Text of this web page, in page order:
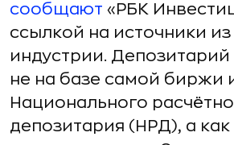
сообщают «РБК
ссылкой на источники
индустрии. Депозитарий
не на базе самой биржи
Национального
депозитария (НРД), а